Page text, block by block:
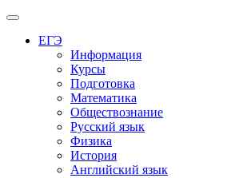
Меню
ЕГЭ
Информация
Курсы
Подготовка
Математика
Обществознание
Русский язык
Физика
История
Английский язык